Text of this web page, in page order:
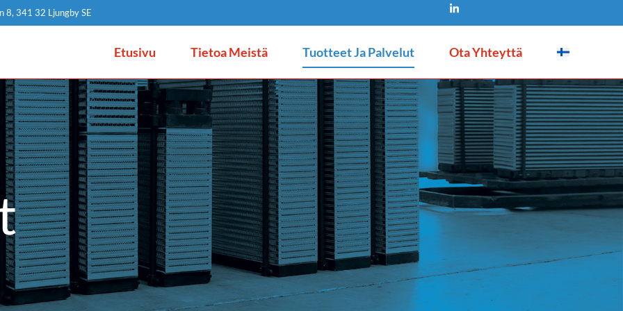
8, 341 32 Ljungby SE
Etusivu Tietoa Meistä Tuotteet Ja Palvelut Ota Yhteyttä